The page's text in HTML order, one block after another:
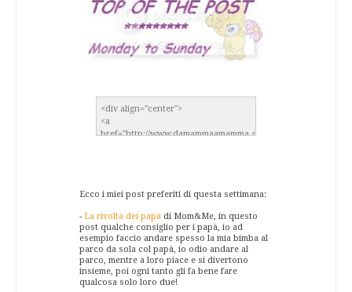
Ecco i miei post preferiti di questa settimana:
- La rivolta dei papà di Mom&Me, in questo
post qualche consiglio per i papà, io ad
esempio faccio andare spesso la mia bimba al
parco da sola col papà, io odio andare al
parco, mentre a loro piace e si divertono
insieme, poi ogni tanto gli fa bene fare
qualcosa solo loro due!